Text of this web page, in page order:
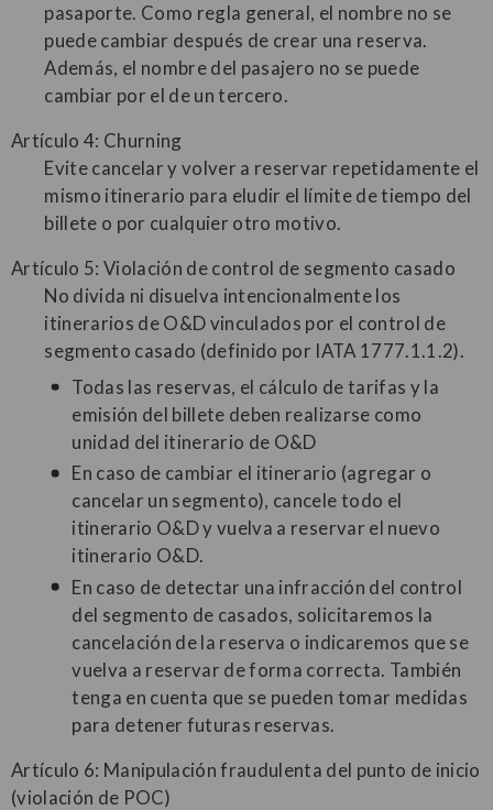
pasaporte. Como regla general, el nombre no se
puede cambiar después de crear una reserva.
Además, el nombre del pasajero no se puede
cambiar por el de un tercero.
Artículo 4: Churning
Evite cancelar y volver a reservar repetidamente el
mismo itinerario para eludir el límite de tiempo del
billete o por cualquier otro motivo.
Artículo 5: Violación de control de segmento casado
No divida ni disuelva intencionalmente los
itinerarios de O&D vinculados por el control de
segmento casado (definido por IATA 1777.1.1.2).
Todas las reservas, el cálculo de tarifas y la
emisión del billete deben realizarse como
unidad del itinerario de O&D
En caso de cambiar el itinerario (agregar o
cancelar un segmento), cancele todo el
itinerario O&D y vuelva a reservar el nuevo
itinerario O&D.
En caso de detectar una infracción del control
del segmento de casados, solicitaremos la
cancelación de la reserva o indicaremos que se
vuelva a reservar de forma correcta. También
tenga en cuenta que se pueden tomar medidas
para detener futuras reservas.
Artículo 6: Manipulación fraudulenta del punto de inicio
(violación de POC)